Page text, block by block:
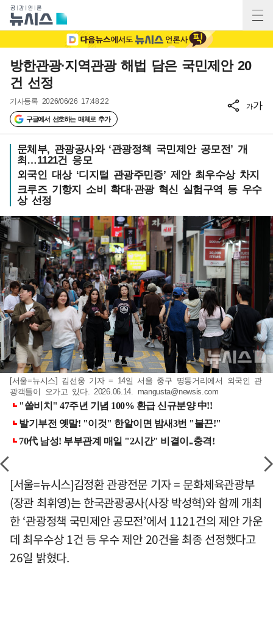
방한관광·지역관광 해법 담은 국민제안 20
건 선정
기사등록 2026/06/26 17:48:22
구글에서 선호하는 매체로 추가
가가
문체부, 관광공사와 ‘관광정책 국민제안 공모전’ 개
최…1121건 응모
외국인 대상 ‘디지털 관광주민증’ 제안 최우수상 차지
크루즈 기항지 소비 확대·관광 혁신 실험구역 등 우수
상 선정
[서울=뉴시스] 김선웅 기자 = 14일 서울 중구 명동거리에서 외국인 관
광객들이 오가고 있다. 2026.06.14. mangusta@newsis.com
[서울=뉴시스]김정환 관광전문 기자 = 문화체육관광부
(장관 최휘영)는 한국관광공사(사장 박성혁)와 함께 개최
한 ‘관광정책 국민제안 공모전’에서 1121건의 제안 가운
데 최우수상 1건 등 우수 제안 20건을 최종 선정했다고
26일 밝혔다.